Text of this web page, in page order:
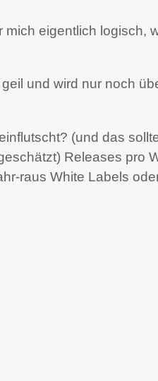
eigentlich logisch,
und wird nur noch
(und das
Releases pro
raus White Labels